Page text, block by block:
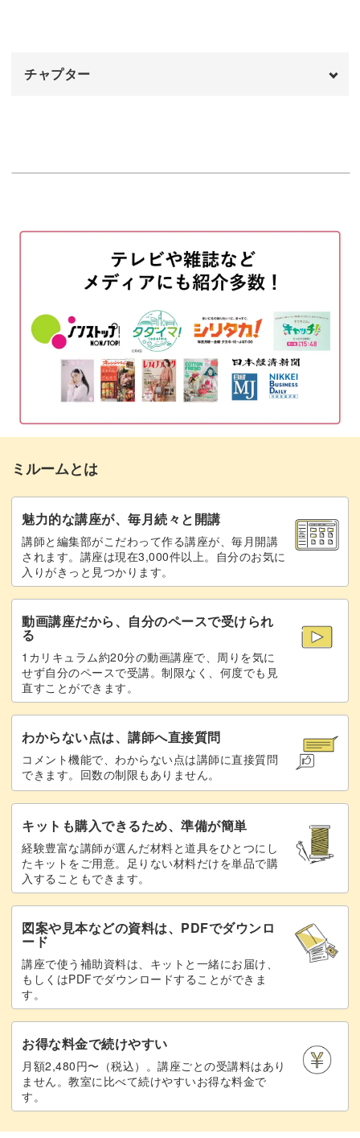
ゆるいたべものを描くには、ケーキの間のクリーム部分の
詳しく解説しているので、食べ物の質感や表情を表現する
ためのテクニックが身につこと間違いなし！
文字の入れ方も学べるので、メッセージカードやメモなど
にもすぐに活用できますよ♪
たくさん描いてみよう
可愛いゆるデジイラストを描くには、たくさん描き込むの
難易度が少し高いと感じるかもしれませんが、ひとつひと
つ順番に描いていくことで可愛いイラストが出来上がって
いきます。
今までのイラストよりもさらに細かく書き込むことで、作
品の魅力がぐんとアップしますよ♪
この講座で、たべもののイラストを描く楽しさを存分に味
わってくださいね！ゆるデジイラストの新しい世界が広が
ること間違いなしです♪
チャプター
ロールパンを描く
おわりに
ミルームとは
魅力的な講座が、毎月続々と開講
講師と編集部がこだわって作る講座が、毎月開講
されます。講座は現在3,000件以上。自分のお気に
入りがきっと見つかります。
動画講座だから、自分のペースで受けられ
る
1カリキュラム約20分の動画講座で、周りを気に
せず自分のペースで受講。制限なく、何度でも見
直すことができます。
わからない点は、講師へ直接質問
コメント機能で、わからない点は講師に直接質問
できます。回数の制限もありません。
キットも購入できるため、準備が簡単
経験豊富な講師が選んだ材料と道具をひとつにし
たキットをご用意。足りない材料だけを単品で購
入することもできます。
図案や見本などの資料は、PDFでダウンロ
ード
講座で使う補助資料は、キットと一緒にお届け、
もしくはPDFでダウンロードすることができま
す。
お得な料金で続けやすい
月額2,480円〜（税込）。講座ごとの受講料はあり
ません。教室に比べて続けやすいお得な料金で
す。